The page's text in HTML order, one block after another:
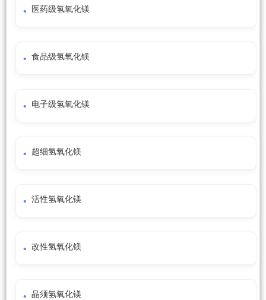
医药级氢氧化镁
食品级氢氧化镁
电子级氢氧化镁
超细氢氧化镁
活性氢氧化镁
改性氢氧化镁
晶须氢氧化镁